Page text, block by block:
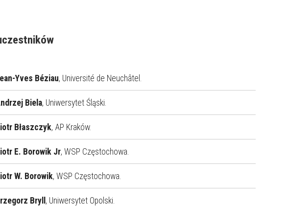
Yves Béziau, Université de Neuchâtel.
Biela, Uniwersytet Śląski.
Błaszczyk, AP Kraków.
E. Borowik Jr, WSP Częstochowa.
W. Borowik, WSP Częstochowa.
Bryll , Uniwersytet Opolski.